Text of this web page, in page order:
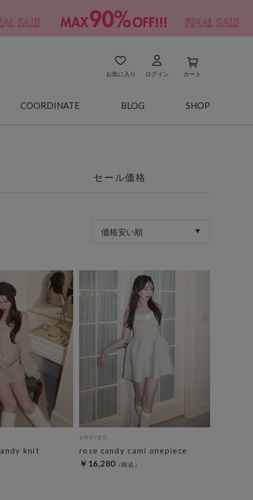
お気に入り ログイン カート
COORDINATE BLOG SHOP
セール価格
価格安い順
knit
amerge.
rose candy cami onepiece
￥16,280